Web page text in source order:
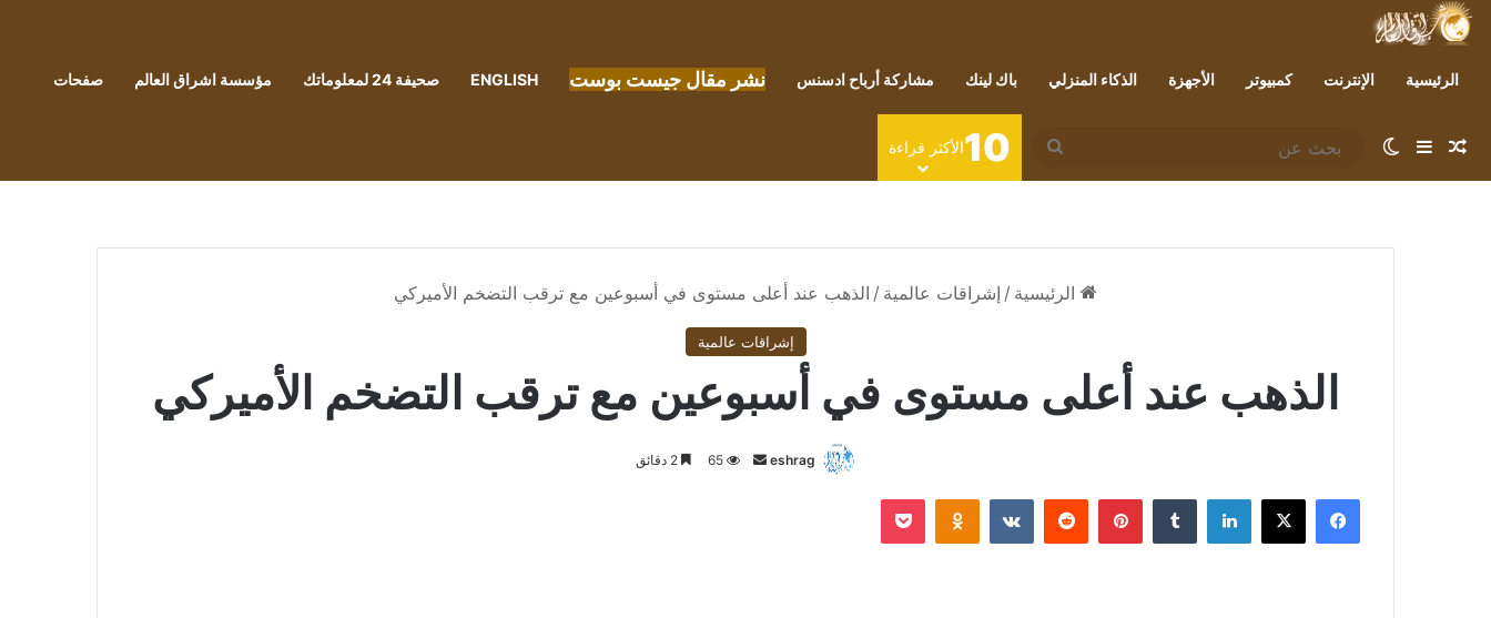
الرئيسية الإنترنت كمبيوتر الأجهزة الذكاء المنزلي باك لينك مشاركة أرباح ادسنس نشر مقال جيست بوست ENGLISH صحيفة 24 لمعلوماتك مؤسسة اشراق العالم صفحات
مقال عشوائي
إضافة عمود جانبي
الوضع المظلم
بحث
عن
10الأكثر قراءة
الرئيسية / إشراقات عالمية / الذهب عند أعلى مستوى في أسبوعين مع ترقب التضخم الأميركي
إشراقات عالمية
الذهب عند أعلى مستوى في أسبوعين مع ترقب التضخم الأميركي
eshrag
أرسل 65
فيسبوك
‫X لينكدإن بينتيريست Odnoklassniki
‫Pocket